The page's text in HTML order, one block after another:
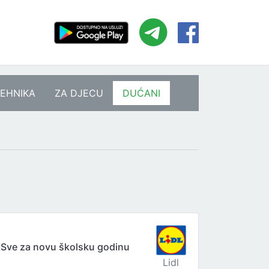
ZA DJECU DUĆANI
Sve za novu školsku godinu
Lidl